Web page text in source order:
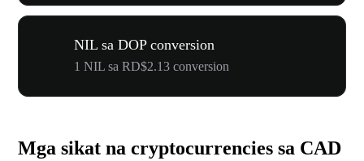
NIL sa DOP conversion
1 NIL sa RD$2.13 conversion
Mga sikat na cryptocurrencies sa CAD